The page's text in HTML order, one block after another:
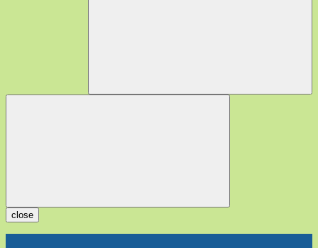
close